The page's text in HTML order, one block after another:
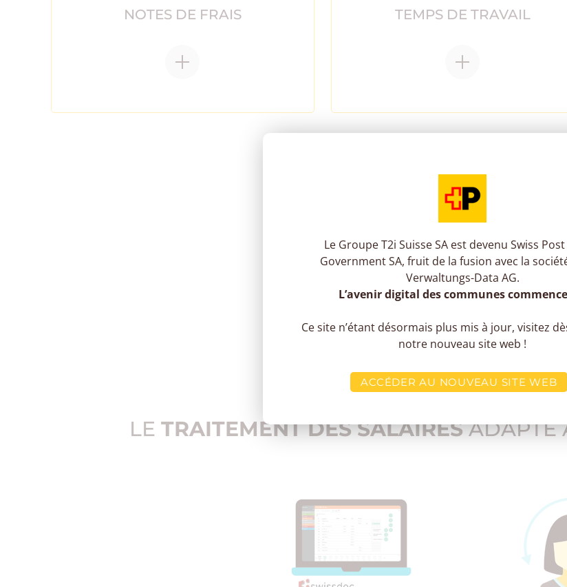
Le Groupe T2i Suisse SA est devenu Swiss
Government SA, fruit de la fusion avec la
Verwaltungs-Data AG.
L’avenir digital des communes
Ce site n’étant désormais plus mis à jour, visitez
notre nouveau site web !
ACCÉDER AU NOUVEAU SITE WEB
NOTES DE FRAIS TEMPS DE TRAVAIL
EVITEZ LA SAISIE
HR CAFÉ
LE TRAITEMENT DES SALAIRESADAPTÉ